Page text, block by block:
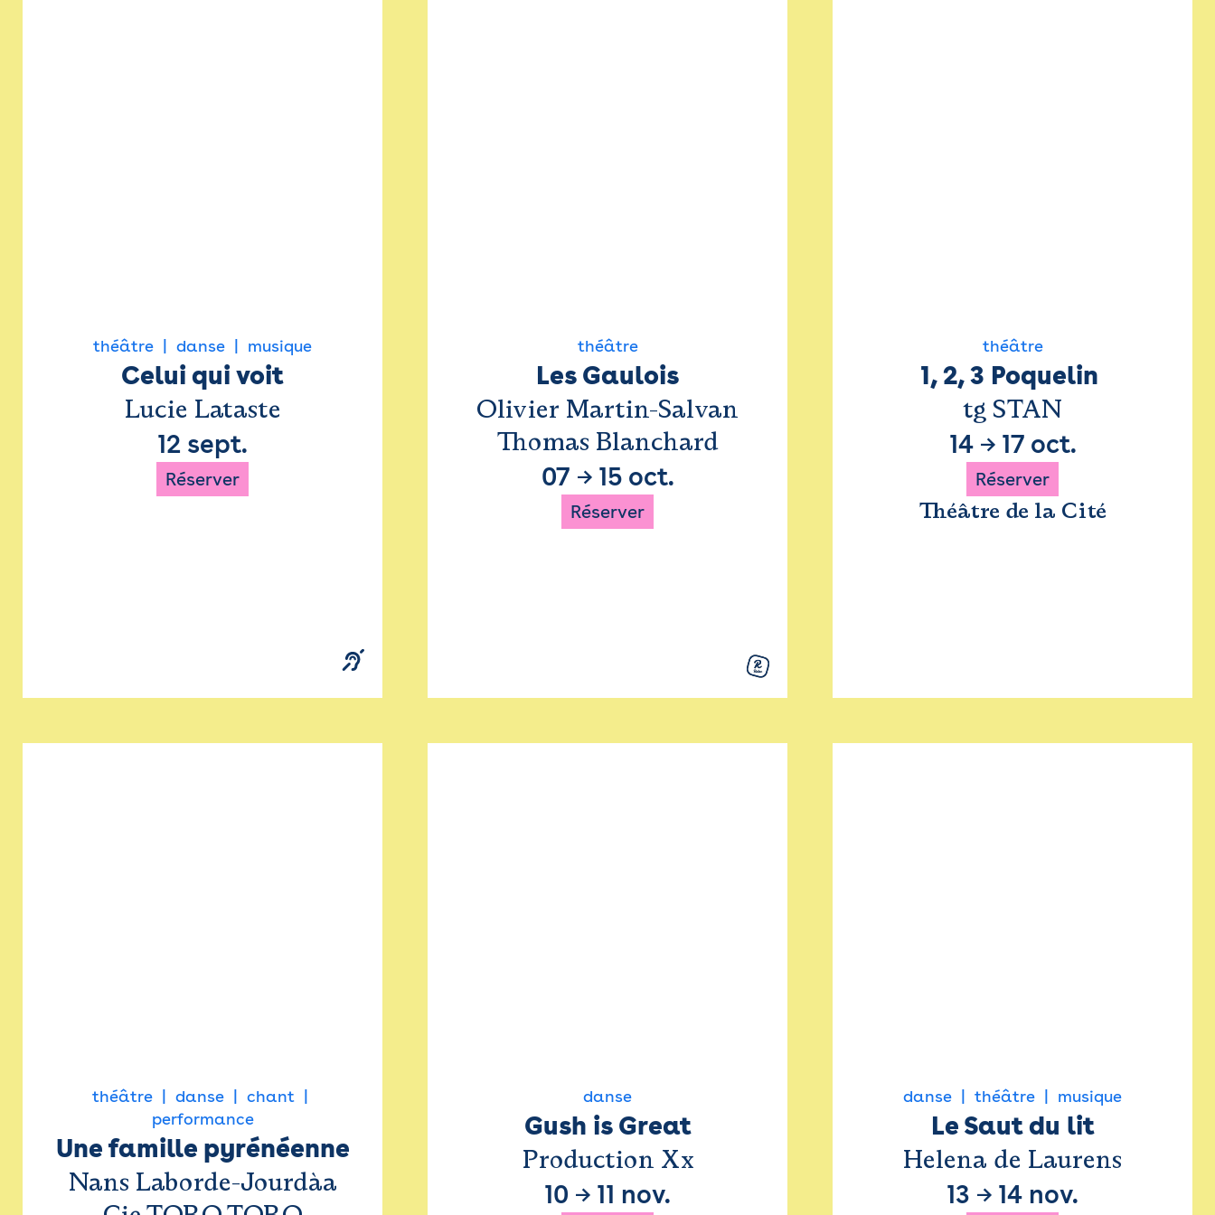
théâtre danse musique
Celui qui voit
Lucie Lataste
12 sept.
Réserver
théâtre
Les Gaulois
Olivier Martin-Salvan
Thomas Blanchard
07 → 15 oct.
Réserver
théâtre
1, 2, 3 Poquelin
tg STAN
14→ 17 oct.
Réserver
Théâtre de la Cité
théâtre danse
chant
performance
Une famille pyrénéenne
Nans Laborde-Jourdàa
danse
Gush is Great
Production Xx
10 → 11 nov.
danse théâtre musique
Le Saut du lit
Helena de Laurens
13 → 14 nov.